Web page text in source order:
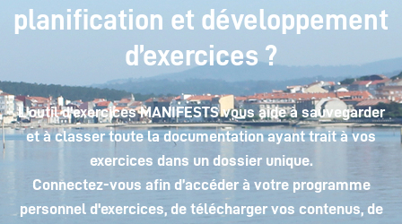
planification et développement
d’exercices ?
L'outil d'exercices MANIFESTS vous aide à sauvegarder
et à classer toute la documentation ayant trait à vos
exercices dans un dossier unique.
Connectez-vous afin d’accéder à votre programme
personnel d'exercices, de télécharger vos contenus, de